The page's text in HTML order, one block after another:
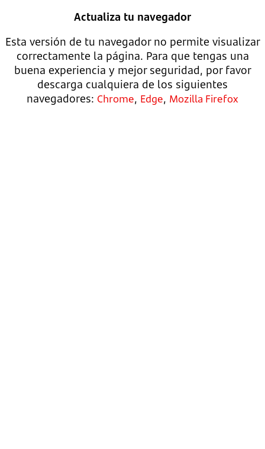
Actualiza tu navegador
Esta versión de tu navegador no permite visualizar
correctamente la página. Para que tengas una
buena experiencia y mejor seguridad, por favor
descarga cualquiera de los siguientes
navegadores: Chrome, Edge, Mozilla Firefox